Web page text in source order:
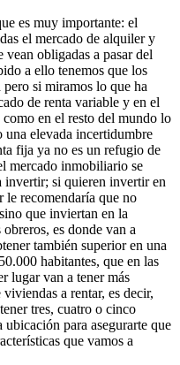
es muy importante: el
el mercado de alquiler y
vean obligadas a pasar del
a ello tenemos que los
si miramos lo que ha
de renta variable y en el
en el resto del mundo lo
una elevada incertidumbre
fija ya no es un refugio de
mercado inmobiliario se
invertir; si quieren invertir en
le recomendaría que no
que inviertan en la
es donde van a
también superior en una
habitantes, que en las
lugar van a tener más
a rentar, es decir,
tres, cuatro o cinco
para asegurarte que
que vamos a